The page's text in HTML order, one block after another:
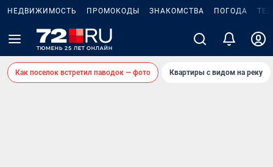
НЕДВИЖИМОСТЬ ПРОМОКОДЫ ЗНАКОМСТВА ПОГОДА
Как поселок встретил паводок — фото Квартиры с видом на реку